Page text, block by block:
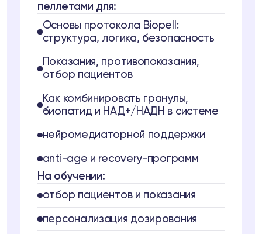
пеллетами для:
Основы протокола Biopell:
структура, логика, безопасность
Показания, противопоказания,
отбор пациентов
Как комбинировать гранулы,
биопатид и НАД+/НАДН в системе
нейромедиаторной поддержки
anti-age и recovery-программ
На обучении:
отбор пациентов и показания
персонализация дозирования